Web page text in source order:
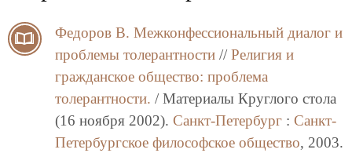
Федоров В. Межконфессиональный диалог и
проблемы толерантности // Религия и
гражданское общество: проблема
толерантности. / Материалы Круглого стола
(16 ноября 2002). Санкт-Петербург : Санкт-
Петербургское философское общество, 2003.